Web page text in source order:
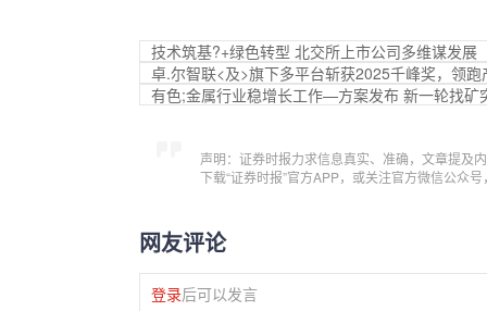
技术筑基?+绿色转型 北交所上市公司多维谋发展
卓.尔智联<及>旗下多平台斩获2025千峰奖，领
有色;金属行业稳增长工作—方案发布 新一轮找矿
声明：证券时报力求信息真实、准确，文章提及
下载“证券时报”官方APP，或关注官方微信公众
网友评论
登录后可以发言